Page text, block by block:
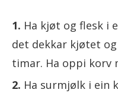
Ha kjøt og flesk i
det dekkar kjøtet
timar. Ha oppi korv
Ha surmjølk i ein